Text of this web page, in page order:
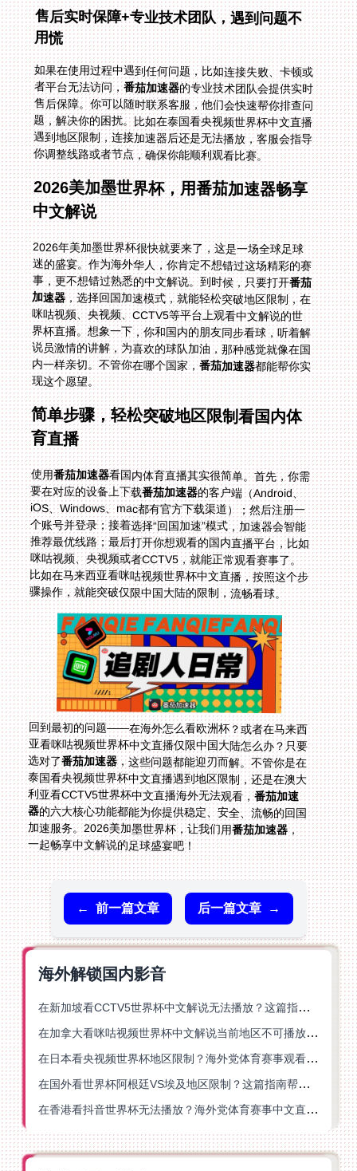
售后实时保障+专业技术团队，遇到问题不
用慌
如果在使用过程中遇到任何问题，比如连接失败、卡顿或
者平台无法访问，番茄加速器的专业技术团队会提供实时
售后保障。你可以随时联系客服，他们会快速帮你排查问
题，解决你的困扰。比如在泰国看央视频世界杯中文直播
遇到地区限制，连接加速器后还是无法播放，客服会指导
你调整线路或者节点，确保你能顺利观看比赛。
2026美加墨世界杯，用番茄加速器畅享
中文解说
2026年美加墨世界杯很快就要来了，这是一场全球足球
迷的盛宴。作为海外华人，你肯定不想错过这场精彩的赛
事，更不想错过熟悉的中文解说。到时候，只要打开番茄
加速器，选择回国加速模式，就能轻松突破地区限制，在
咪咕视频、央视频、CCTV5等平台上观看中文解说的世
界杯直播。想象一下，你和国内的朋友同步看球，听着解
说员激情的讲解，为喜欢的球队加油，那种感觉就像在国
内一样亲切。不管你在哪个国家，番茄加速器都能帮你实
现这个愿望。
简单步骤，轻松突破地区限制看国内体
育直播
使用番茄加速器看国内体育直播其实很简单。首先，你需
要在对应的设备上下载番茄加速器的客户端（Android、
iOS、Windows、mac都有官方下载渠道）；然后注册一
个账号并登录；接着选择“回国加速”模式，加速器会智能
推荐最优线路；最后打开你想观看的国内直播平台，比如
咪咕视频、央视频或者CCTV5，就能正常观看赛事了。
比如在马来西亚看咪咕视频世界杯中文直播，按照这个步
骤操作，就能突破仅限中国大陆的限制，流畅看球。
回到最初的问题——在海外怎么看欧洲杯？或者在马来西
亚看咪咕视频世界杯中文直播仅限中国大陆怎么办？只要
选对了番茄加速器，这些问题都能迎刃而解。不管你是在
泰国看央视频世界杯中文直播遇到地区限制，还是在澳大
利亚看CCTV5世界杯中文直播海外无法观看，番茄加速
器的六大核心功能都能为你提供稳定、安全、流畅的回国
加速服务。2026美加墨世界杯，让我们用番茄加速器，
一起畅享中文解说的足球盛宴吧！
← 前一篇文章 后一篇文章 →
海外解锁国内影音
在新加坡看CCTV5世界杯中文解说无法播放？这篇指南帮你解锁海外体育直播自由
在加拿大看咪咕视频世界杯中文解说当前地区不可播放？这篇指南帮你一键解决
在日本看央视频世界杯地区限制？海外党体育赛事观看终极指南
在国外看世界杯阿根廷VS埃及地区限制？这篇指南帮你搞定中文直播+解说
在香港看抖音世界杯无法播放？海外党体育赛事中文直播终极指南